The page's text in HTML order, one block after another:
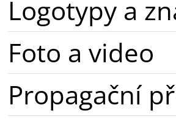
Logotypy a
Foto a video
Propagační